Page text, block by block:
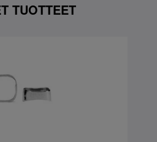
TUOTTEET